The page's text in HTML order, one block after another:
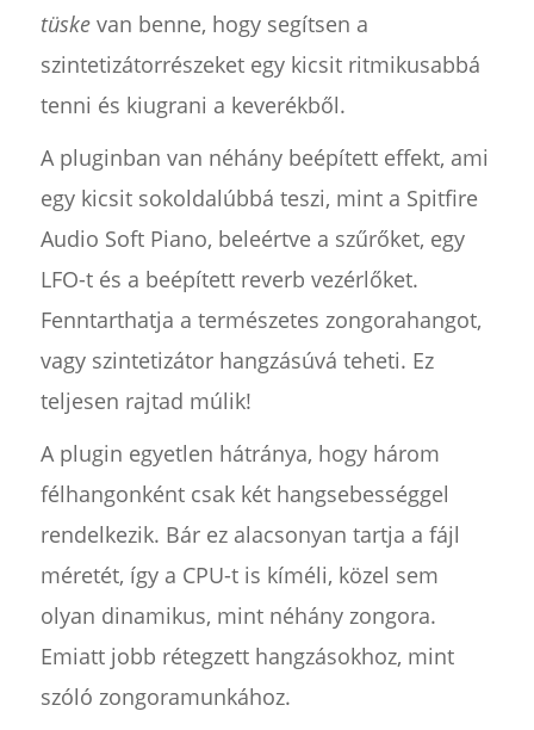
tüskevan benne, hogy segítsen a
szintetizátorrészeket egy kicsit ritmikusabbá
tenni és kiugrani a keverékből.
A pluginban van néhány beépített effekt, ami
egy kicsit sokoldalúbbá teszi, mint a Spitfire
Audio Soft Piano, beleértve a szűrőket, egy
LFO-t és a beépített reverb vezérlőket.
Fenntarthatja a természetes zongorahangot,
vagy szintetizátor hangzásúvá teheti. Ez
teljesen rajtad múlik!
A plugin egyetlen hátránya, hogy három
félhangonként csak két hangsebességgel
rendelkezik. Bár ez alacsonyan tartja a fájl
méretét, így a CPU-t is kíméli, közel sem
olyan dinamikus, mint néhány zongora.
Emiatt jobb rétegzett hangzásokhoz, mint
szóló zongoramunkához.